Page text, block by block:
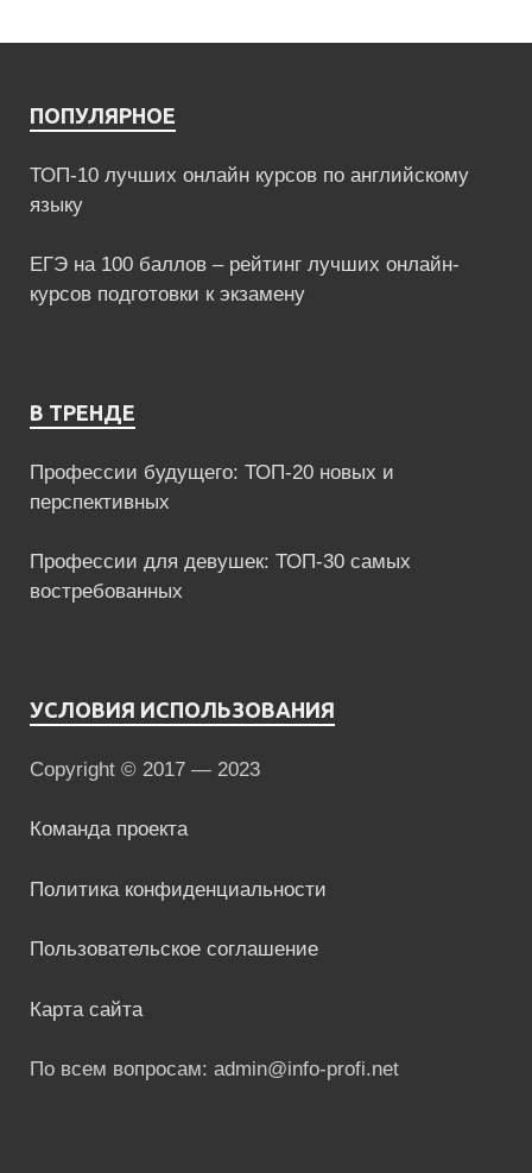
ПОПУЛЯРНОЕ
ТОП-10 лучших онлайн курсов по английскому
языку
ЕГЭ на 100 баллов – рейтинг лучших онлайн-
курсов подготовки к экзамену
В ТРЕНДЕ
Профессии будущего: ТОП-20 новых и
перспективных
Профессии для девушек: ТОП-30 самых
востребованных
УСЛОВИЯ ИСПОЛЬЗОВАНИЯ
Copyright © 2017 — 2023
Команда проекта
Политика конфиденциальности
Пользовательское соглашение
Карта сайта
По всем вопросам: admin@info-profi.net